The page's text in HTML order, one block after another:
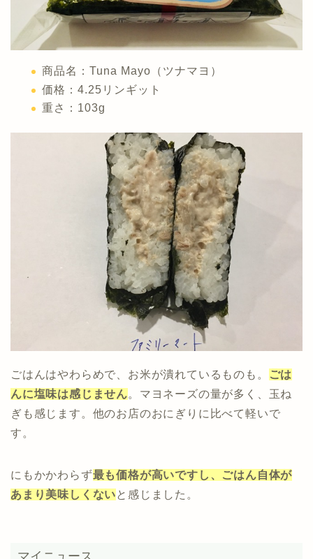
商品名：Tuna Mayo（ツナマヨ）
価格：4.25リンギット
重さ：103g
ごはんはやわらめで、お米が潰れているものも。
ごは
んに塩味は感じません。マヨネーズの量が多く、玉ね
ぎも感じます。他のお店のおにぎりに比べて軽いで
す。
にもかかわらず最も価格が高いですし、ごはん自体が
あまり美味しくないと感じました。
マイニュース